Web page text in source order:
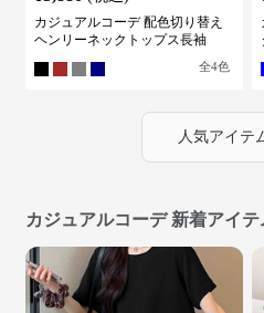
カジュアルコーデ 配色切り替え
ヘンリーネックトップス長袖
全4色
人気アイテ
カジュアルコーデ 新着アイテ